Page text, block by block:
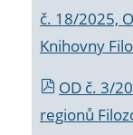
č. 18/2025,
Knihovny
OD č. 3/
regionů